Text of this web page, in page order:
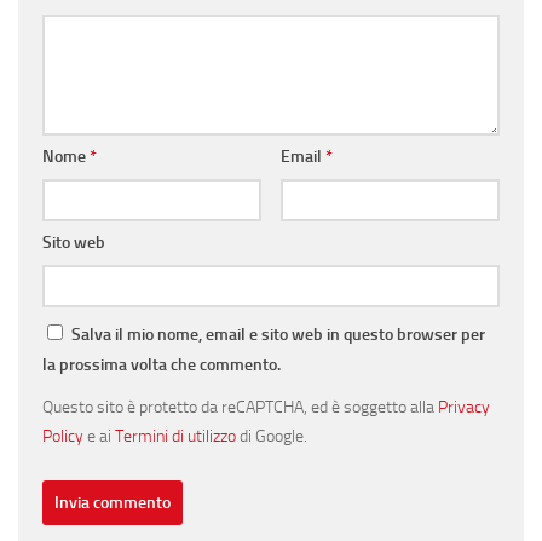
Nome* Email *
Sito web
Salva il mio nome, email e sito web in questo browser per
la prossima volta che commento.
Questo sito è protetto da reCAPTCHA, ed è soggetto alla Privacy
Policye ai Termini di utilizzodi Google.